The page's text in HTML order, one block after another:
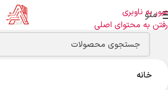
عبور به ناوبری
رفتن به محتوای اصلی
منو
خانه